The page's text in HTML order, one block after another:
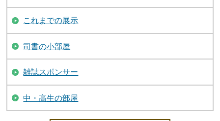
これまでの展示
司書の小部屋
雑誌スポンサー
中・高生の部屋